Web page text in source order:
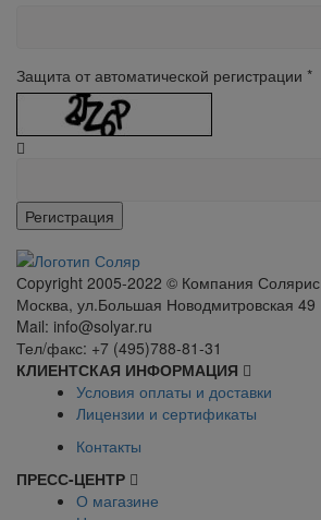
Защита от автоматической регистрации *
Сopyright 2005-2022 © Компания Солярис
Москва, ул.Большая Новодмитровская 49
Mail: info@solyar.ru
Тел/факс: +7 (495)788-81-31
КЛИЕНТСКАЯ ИНФОРМАЦИЯ
Условия оплаты и доставки
Лицензии и сертификаты
Контакты
ПРЕСС-ЦЕНТР
О магазине